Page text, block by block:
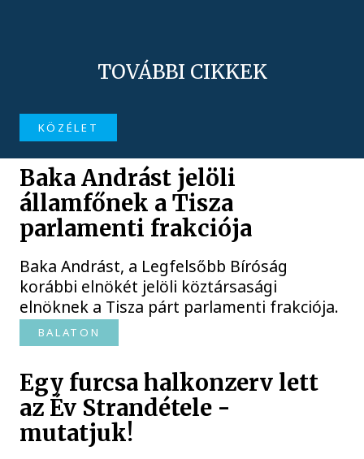
TOVÁBBI CIKKEK
KÖZÉLET
Baka Andrást jelöli
államfőnek a Tisza
parlamenti frakciója
Baka Andrást, a Legfelsőbb Bíróság
korábbi elnökét jelöli köztársasági
elnöknek a Tisza párt parlamenti frakciója.
BALATON
Egy furcsa halkonzerv lett
az Év Strandétele -
mutatjuk!